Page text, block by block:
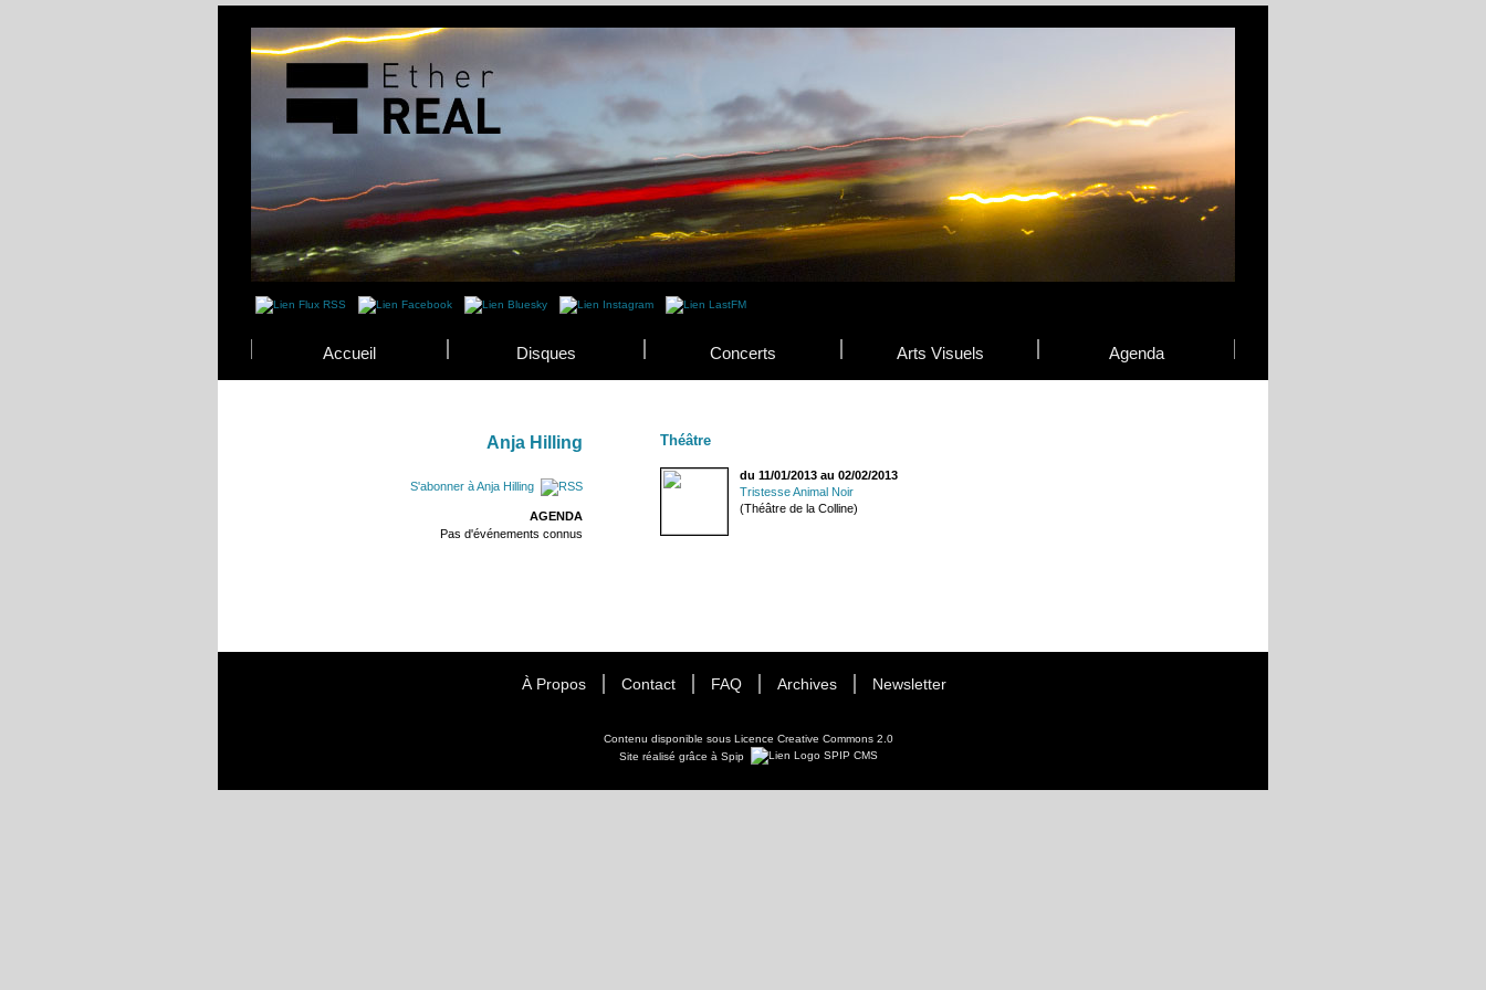
Accueil Disques Concerts Arts Visuels Agenda
Anja Hilling
S'abonner à Anja Hilling
AGENDA
Pas d'événements connus
Théâtre
du 11/01/2013 au 02/02/2013
Tristesse Animal Noir
(Théâtre de la Colline)
À Propos Contact FAQ Archives Newsletter
Contenu disponible sous Licence Creative Commons 2.0
Site réalisé grâce à Spip